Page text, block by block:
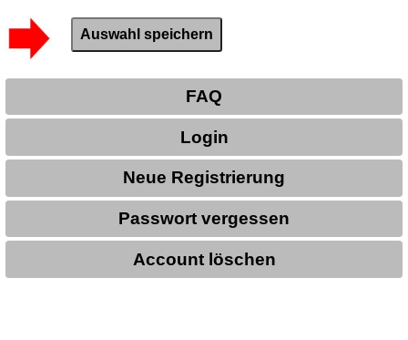
FAQ
Login
Neue Registrierung
Passwort vergessen
Account löschen